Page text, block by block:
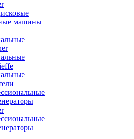
машины